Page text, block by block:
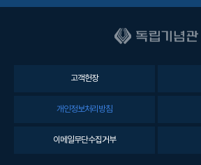
고객헌장
개인정보처리방침
이메일무단수집거부